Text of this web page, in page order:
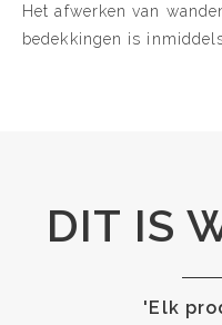
Het afwerken van
bedekkingen is
DIT IS
'Elk